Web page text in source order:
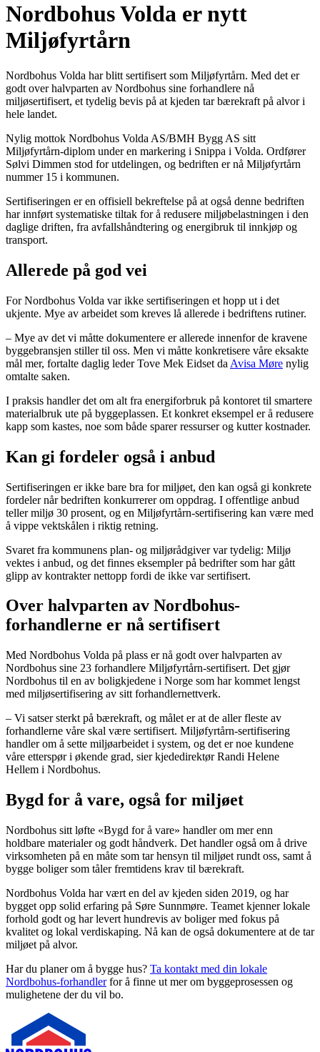
Nordbohus Volda er nytt
Miljøfyrtårn
Nordbohus Volda har blitt sertifisert som Miljøfyrtårn. Med det er
godt over halvparten av Nordbohus sine forhandlere nå
miljøsertifisert, et tydelig bevis på at kjeden tar bærekraft på alvor i
hele landet.
Nylig mottok Nordbohus Volda AS/BMH Bygg AS sitt
Miljøfyrtårn-diplom under en markering i Snippa i Volda. Ordfører
Sølvi Dimmen stod for utdelingen, og bedriften er nå Miljøfyrtårn
nummer 15 i kommunen.
Sertifiseringen er en offisiell bekreftelse på at også denne bedriften
har innført systematiske tiltak for å redusere miljøbelastningen i den
daglige driften, fra avfallshåndtering og energibruk til innkjøp og
transport.
Allerede på god vei
For Nordbohus Volda var ikke sertifiseringen et hopp ut i det
ukjente. Mye av arbeidet som kreves lå allerede i bedriftens rutiner.
– Mye av det vi måtte dokumentere er allerede innenfor de kravene
byggebransjen stiller til oss. Men vi måtte konkretisere våre eksakte
mål mer, fortalte daglig leder Tove Mek Eidset da Avisa Møre nylig
omtalte saken.
I praksis handler det om alt fra energiforbruk på kontoret til smartere
materialbruk ute på byggeplassen. Et konkret eksempel er å redusere
kapp som kastes, noe som både sparer ressurser og kutter kostnader.
Kan gi fordeler også i anbud
Sertifiseringen er ikke bare bra for miljøet, den kan også gi konkrete
fordeler når bedriften konkurrerer om oppdrag. I offentlige anbud
teller miljø 30 prosent, og en Miljøfyrtårn-sertifisering kan være med
å vippe vektskålen i riktig retning.
Svaret fra kommunens plan- og miljørådgiver var tydelig: Miljø
vektes i anbud, og det finnes eksempler på bedrifter som har gått
glipp av kontrakter nettopp fordi de ikke var sertifisert.
Over halvparten av Nordbohus-
forhandlerne er nå sertifisert
Med Nordbohus Volda på plass er nå godt over halvparten av
Nordbohus sine 23 forhandlere Miljøfyrtårn-sertifisert. Det gjør
Nordbohus til en av boligkjedene i Norge som har kommet lengst
med miljøsertifisering av sitt forhandlernettverk.
– Vi satser sterkt på bærekraft, og målet er at de aller fleste av
forhandlerne våre skal være sertifisert. Miljøfyrtårn-sertifisering
handler om å sette miljøarbeidet i system, og det er noe kundene
våre etterspør i økende grad, sier kjededirektør Randi Helene
Hellem i Nordbohus.
Bygd for å vare, også for miljøet
Nordbohus sitt løfte «Bygd for å vare» handler om mer enn
holdbare materialer og godt håndverk. Det handler også om å drive
virksomheten på en måte som tar hensyn til miljøet rundt oss, samt å
bygge boliger som tåler fremtidens krav til bærekraft.
Nordbohus Volda har vært en del av kjeden siden 2019, og har
bygget opp solid erfaring på Søre Sunnmøre. Teamet kjenner lokale
forhold godt og har levert hundrevis av boliger med fokus på
kvalitet og lokal verdiskaping. Nå kan de også dokumentere at de tar
miljøet på alvor.
Har du planer om å bygge hus? Ta kontakt med din lokale
Nordbohus-forhandlerfor å finne ut mer om byggeprosessen og
mulighetene der du vil bo.